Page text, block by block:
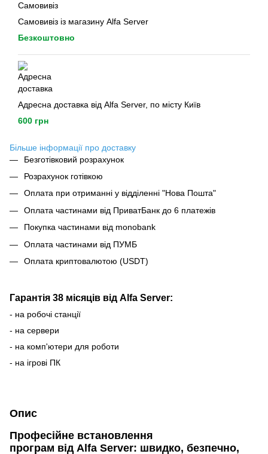
Самовивіз із магазину Alfa Server
Безкоштовно
Адресна доставка від Alfa Server, по місту Київ
600 грн
Більше інформації про доставку
Безготівковий розрахунок
Розрахунок готівкою
Оплата при отриманні у відділенні "Нова Пошта"
Оплата частинами від ПриватБанк до 6 платежів
Покупка частинами від monobank
Оплата частинами від ПУМБ
Оплата криптовалютою (USDT)
Гарантія 38 місяців від Alfa Server:
- на робочі станції
- на сервери
- на комп'ютери для роботи
- на ігрові ПК
Опис
Професійне встановлення
програм від Alfa Server: швидко, безпечно,